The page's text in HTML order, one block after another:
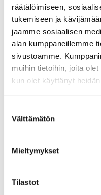
räätälöimiseen,
tukemiseen ja
jaamme sosiaalisen
alan kumppaneillemme
sivustoamme.
muihin tietoihin, joita
kun olet käyttänyt
valinta
Välttämätön
Mieltymykset
Tilastot
Ohje yrityksille
tullialennusten
svenska:Hur dra
, in English:
EU trade
Ulkoministeriön